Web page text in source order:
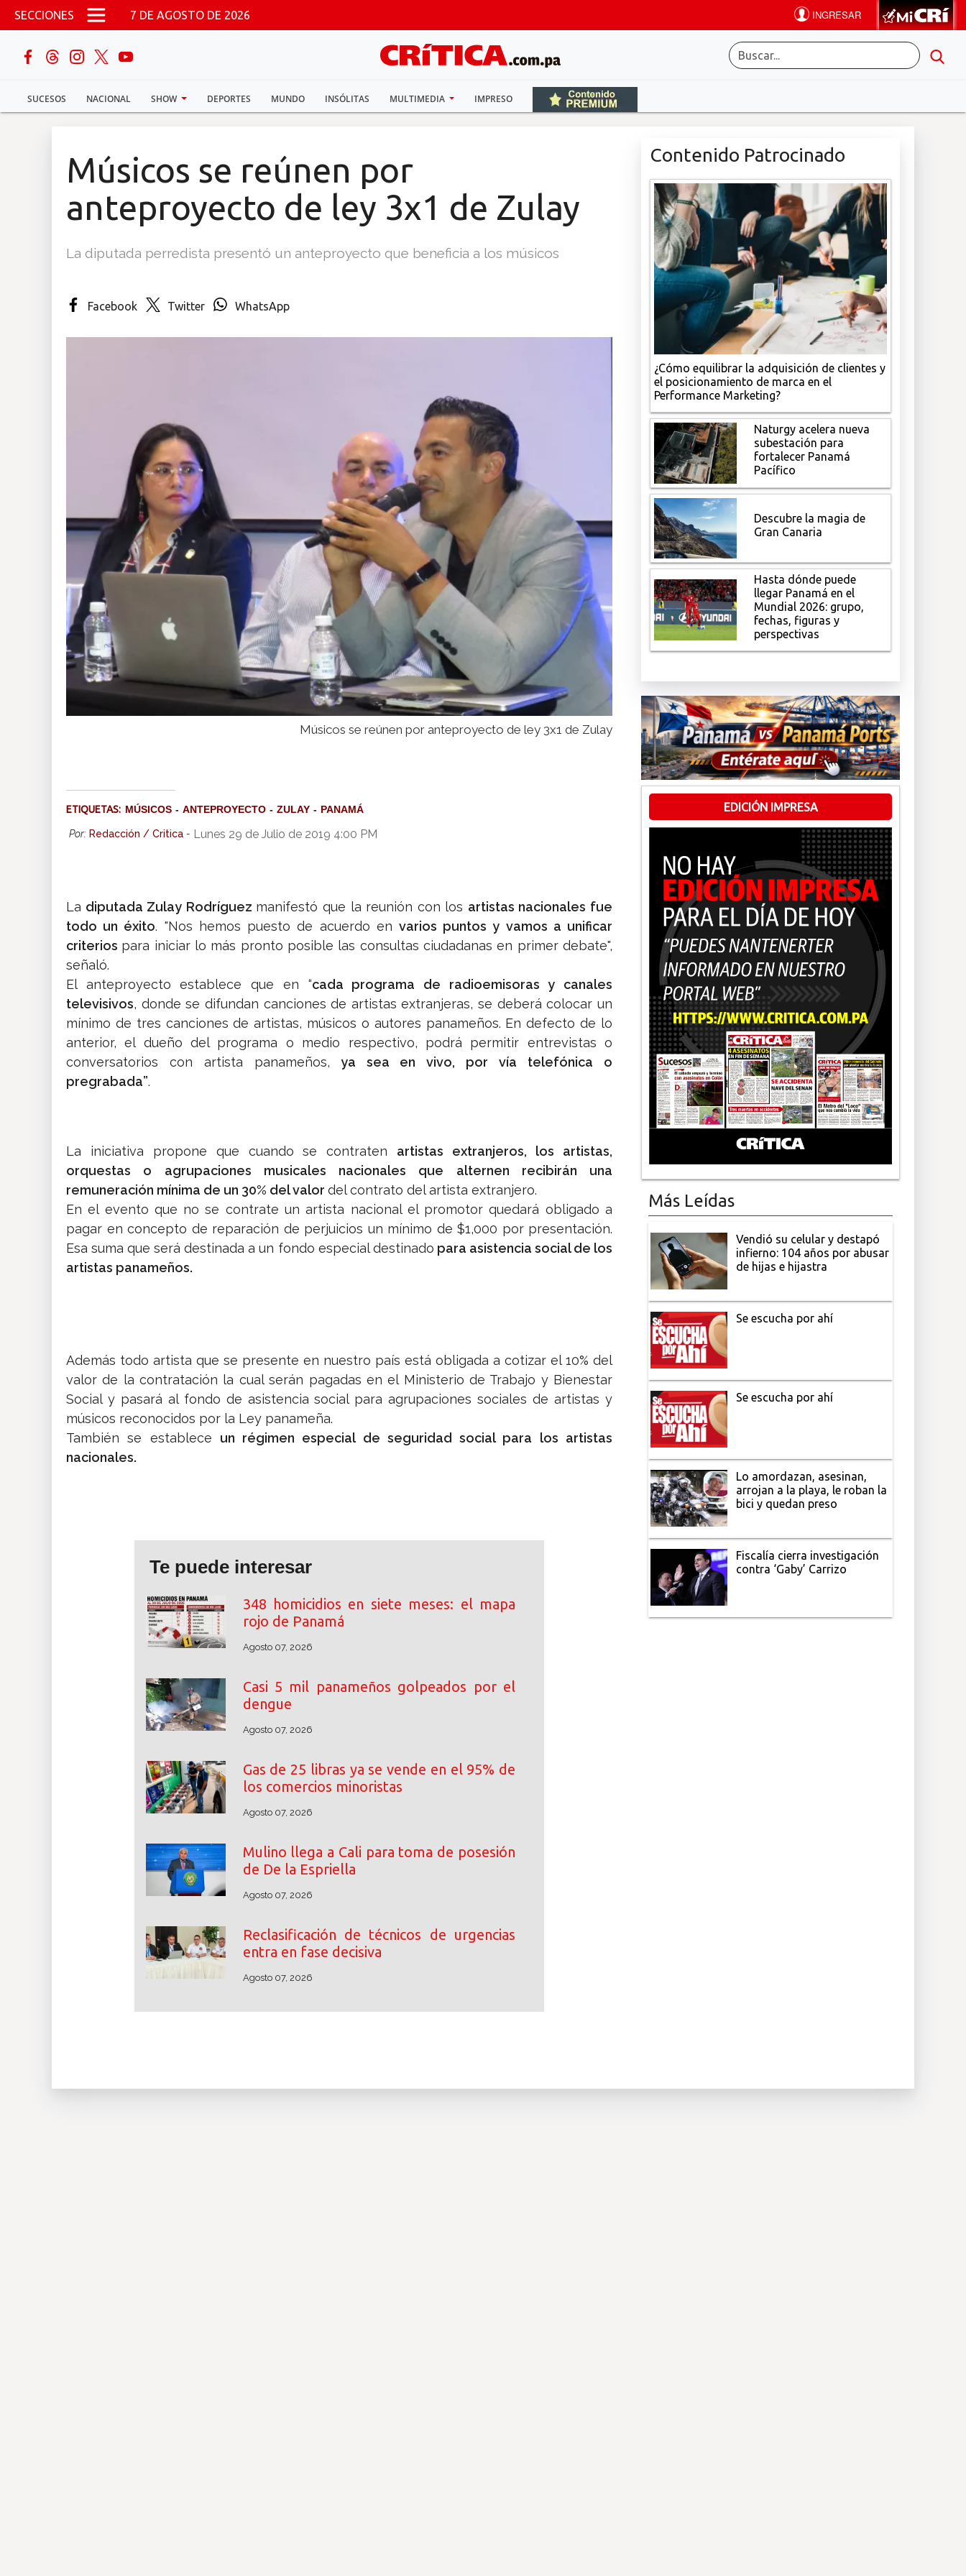
Pasar al contenido principal
SECCIONES 7 DE AGOSTO DE 2026
SUCESOS NACIONAL SHOW DEPORTES MUNDO INSÓLITAS MULTIMEDIA IMPRESO
buscar
Sucesos
Músicos se reúnen por
anteproyecto de ley 3x1 de Zulay
La diputada perredista presentó un anteproyecto que beneficia a los músicos
Facebook Twitter WhatsApp
Músicos se reúnen por anteproyecto de ley 3x1 de Zulay
ETIQUETAS: MÚSICOS ANTEPROYECTO ZULAY PANAMÁ
Por: Redacción / Critica - Lunes 29 de Julio de 2019 4:00 PM
La diputada Zulay Rodríguez manifestó que la reunión con los artistas nacionales fue
todo un éxito. "Nos hemos puesto de acuerdo en varios puntos y vamos a unificar
criterios para iniciar lo más pronto posible las consultas ciudadanas en primer debate",
señaló.
El anteproyecto establece que en “cada programa de radioemisoras y canales
televisivos, donde se difundan canciones de artistas extranjeras, se deberá colocar un
mínimo de tres canciones de artistas, músicos o autores panameños. En defecto de lo
anterior, el dueño del programa o medio respectivo, podrá permitir entrevistas o
conversatorios con artista panameños, ya sea en vivo, por vía telefónica o
pregrabada”.
La iniciativa propone que cuando se contraten artistas extranjeros, los artistas,
orquestas o agrupaciones musicales nacionales que alternen recibirán una
remuneración mínima de un 30% del valor del contrato del artista extranjero.
En el evento que no se contrate un artista nacional el promotor quedará obligado a
pagar en concepto de reparación de perjuicios un mínimo de $1,000 por presentación.
Esa suma que será destinada a un fondo especial destinado para asistencia social de los
artistas panameños.
Además todo artista que se presente en nuestro país está obligada a cotizar el 10% del
valor de la contratación la cual serán pagadas en el Ministerio de Trabajo y Bienestar
Social y pasará al fondo de asistencia social para agrupaciones sociales de artistas y
músicos reconocidos por la Ley panameña.
También se establece un régimen especial de seguridad social para los artistas
nacionales.
Te puede interesar
348 homicidios en siete meses: el mapa
rojo de Panamá
Agosto 07, 2026
Casi 5 mil panameños golpeados por el
dengue
Agosto 07, 2026
Gas de 25 libras ya se vende en el 95% de
los comercios minoristas
Agosto 07, 2026
Mulino llega a Cali para toma de posesión
de De la Espriella
Agosto 07, 2026
Reclasificación de técnicos de urgencias
entra en fase decisiva
Agosto 07, 2026
Contenido Patrocinado
¿Cómo equilibrar la adquisición de clientes y
el posicionamiento de marca en el
Performance Marketing?
Naturgy acelera nueva
subestación para
fortalecer Panamá
Pacífico
Descubre la magia de
Gran Canaria
Hasta dónde puede
llegar Panamá en el
Mundial 2026: grupo,
fechas, figuras y
perspectivas
EDICIÓN IMPRESA
Más Leídas
Vendió su celular y destapó
infierno: 104 años por abusar
de hijas e hijastra
Se escucha por ahí
Se escucha por ahí
Lo amordazan, asesinan,
arrojan a la playa, le roban la
bici y quedan preso
Fiscalía cierra investigación
contra ‘Gaby’ Carrizo